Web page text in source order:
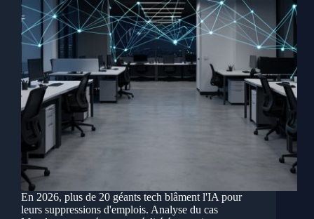
En 2026, plus de 20 géants tech blâment l'IA pour
leurs suppressions d'emplois. Analyse du cas